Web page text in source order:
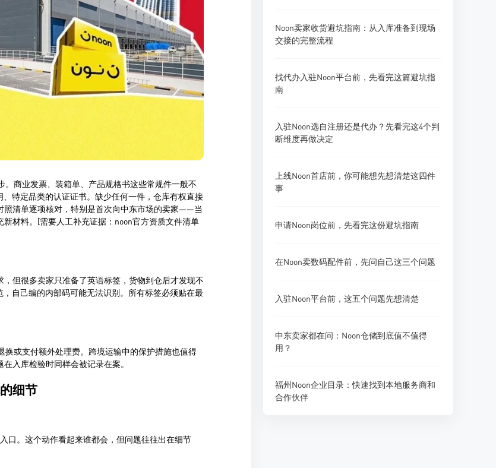
Noon卖家收货避坑指南：从入库准备到现场
交接的完整流程
找代办入驻Noon平台前，先看完这篇避坑指
南
入驻Noon选自注册还是代办？先看完这4个判
断维度再做决定
上线Noon首店前，你可能想先想清楚这四件
事
申请Noon岗位前，先看完这份避坑指南
在Noon卖数码配件前，先问自己这三个问题
入驻Noon平台前，这五个问题先想清楚
中东卖家都在问：Noon仓储到底值不值得
用？
福州Noon企业目录：快速找到本地服务商和
合作伙伴